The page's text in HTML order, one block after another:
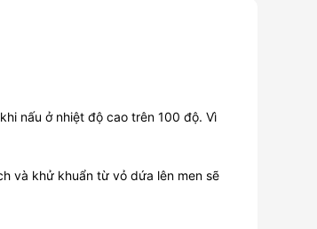
nấu ở nhiệt độ cao trên 100 độ. Vì
và khử khuẩn từ vỏ dứa lên men sẽ